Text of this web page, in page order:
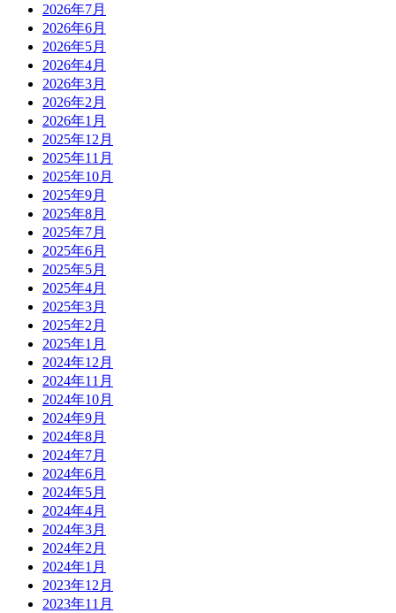
2026年7月
2026年6月
2026年5月
2026年4月
2026年3月
2026年2月
2026年1月
2025年12月
2025年11月
2025年10月
2025年9月
2025年8月
2025年7月
2025年6月
2025年5月
2025年4月
2025年3月
2025年2月
2025年1月
2024年12月
2024年11月
2024年10月
2024年9月
2024年8月
2024年7月
2024年6月
2024年5月
2024年4月
2024年3月
2024年2月
2024年1月
2023年12月
2023年11月